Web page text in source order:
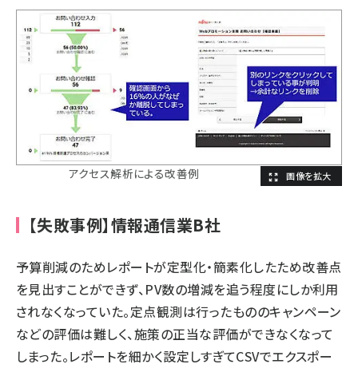
アクセス解析による改善例
【失敗事例】情報通信業B社
予算削減のためレポートが定型化・簡素化したため改善点
を見出すことができず、PV数の増減を追う程度にしか利用
されなくなっていた。定点観測は行ったもののキャンペーン
などの評価は難しく、施策の正当な評価ができなくなって
しまった。レポートを細かく設定しすぎてCSVでエクスポー